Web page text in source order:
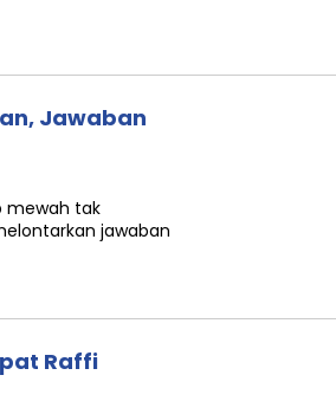
Jawaban
mewah tak
jawaban
Raffi